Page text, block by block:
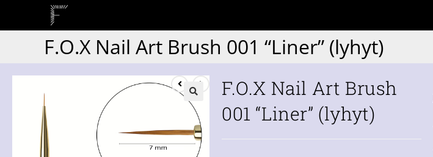
F.O.X Nail Art Brush 001 “Liner” (lyhyt)
F.O.X Nail Art Brush
001 “Liner” (lyhyt)